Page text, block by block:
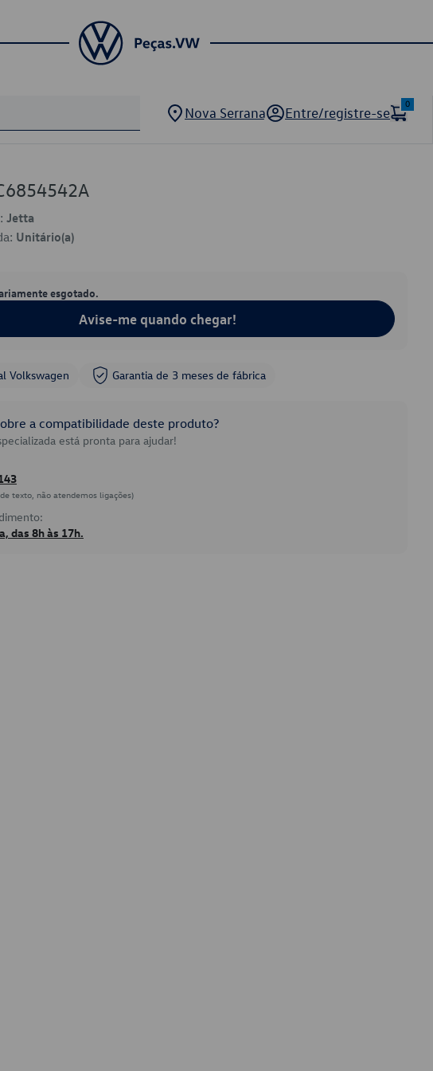
Nova Serrana Entre/registre-se
0
Jetta
Unitário(a)
esgotado.
Avise-me quando chegar!
Volkswagen Garantia de 3 meses de fábrica
a compatibilidade deste produto?
está pronta para ajudar!
texto, não atendemos ligações)
das 8h às 17h.